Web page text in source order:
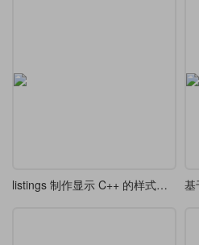
listings 制作显示 C++ 的样式样例